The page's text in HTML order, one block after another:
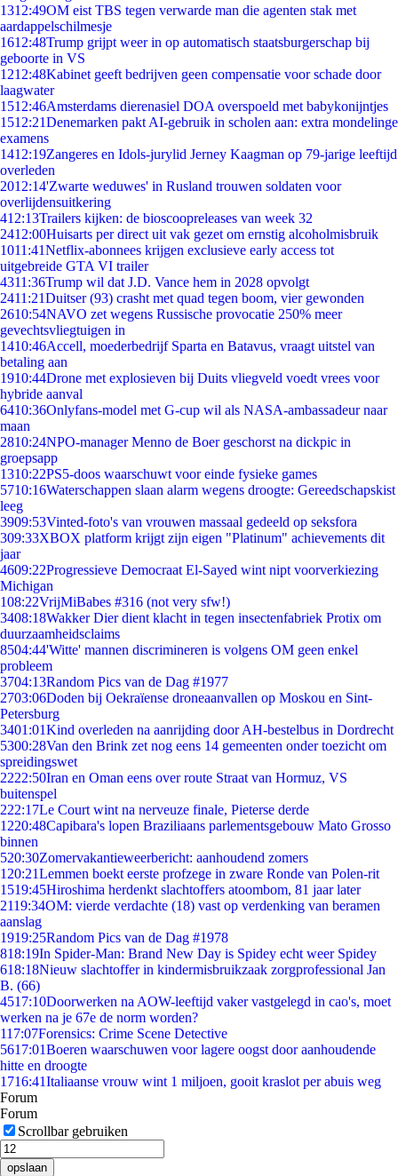
1312:49OM eist TBS tegen verwarde man die agenten stak met
aardappelschilmesje
1612:48Trump grijpt weer in op automatisch staatsburgerschap bij
geboorte in VS
1212:48Kabinet geeft bedrijven geen compensatie voor schade door
laagwater
1512:46Amsterdams dierenasiel DOA overspoeld met babykonijntjes
1512:21Denemarken pakt AI-gebruik in scholen aan: extra mondelinge
examens
1412:19Zangeres en Idols-jurylid Jerney Kaagman op 79-jarige leeftijd
overleden
2012:14'Zwarte weduwes' in Rusland trouwen soldaten voor
overlijdensuitkering
412:13Trailers kijken: de bioscoopreleases van week 32
2412:00Huisarts per direct uit vak gezet om ernstig alcoholmisbruik
1011:41Netflix-abonnees krijgen exclusieve early access tot
uitgebreide GTA VI trailer
4311:36Trump wil dat J.D. Vance hem in 2028 opvolgt
2411:21Duitser (93) crasht met quad tegen boom, vier gewonden
2610:54NAVO zet wegens Russische provocatie 250% meer
gevechtsvliegtuigen in
1410:46Accell, moederbedrijf Sparta en Batavus, vraagt uitstel van
betaling aan
1910:44Drone met explosieven bij Duits vliegveld voedt vrees voor
hybride aanval
6410:36Onlyfans-model met G-cup wil als NASA-ambassadeur naar
maan
2810:24NPO-manager Menno de Boer geschorst na dickpic in
groepsapp
1310:22PS5-doos waarschuwt voor einde fysieke games
5710:16Waterschappen slaan alarm wegens droogte: Gereedschapskist
leeg
3909:53Vinted-foto's van vrouwen massaal gedeeld op seksfora
309:33XBOX platform krijgt zijn eigen "Platinum" achievements dit
jaar
4609:22Progressieve Democraat El-Sayed wint nipt voorverkiezing
Michigan
108:22VrijMiBabes #316 (not very sfw!)
3408:18Wakker Dier dient klacht in tegen insectenfabriek Protix om
duurzaamheidsclaims
8504:44'Witte' mannen discrimineren is volgens OM geen enkel
probleem
3704:13Random Pics van de Dag #1977
2703:06Doden bij Oekraïense droneaanvallen op Moskou en Sint-
Petersburg
3401:01Kind overleden na aanrijding door AH-bestelbus in Dordrecht
5300:28Van den Brink zet nog eens 14 gemeenten onder toezicht om
spreidingswet
2222:50Iran en Oman eens over route Straat van Hormuz, VS
buitenspel
222:17Le Court wint na nerveuze finale, Pieterse derde
1220:48Capibara's lopen Braziliaans parlementsgebouw Mato Grosso
binnen
520:30Zomervakantieweerbericht: aanhoudend zomers
1 20:21Lemmen boekt eerste profzege in zware Ronde van Polen-rit
1519:45Hiroshima herdenkt slachtoffers atoombom, 81 jaar later
2119:34OM: vierde verdachte (18) vast op verdenking van beramen
aanslag
1919:25Random Pics van de Dag #1978
818:19In Spider-Man: Brand New Day is Spidey echt weer Spidey
618:18Nieuw slachtoffer in kindermisbruikzaak zorgprofessional Jan
B. (66)
4517:10Doorwerken na AOW-leeftijd vaker vastgelegd in cao's, moet
werken na je 67e de norm worden?
117:07Forensics: Crime Scene Detective
5617:01Boeren waarschuwen voor lagere oogst door aanhoudende
hitte en droogte
1716:41Italiaanse vrouw wint 1 miljoen, gooit kraslot per abuis weg
Forum
Forum
Scrollbar gebruiken
opslaan